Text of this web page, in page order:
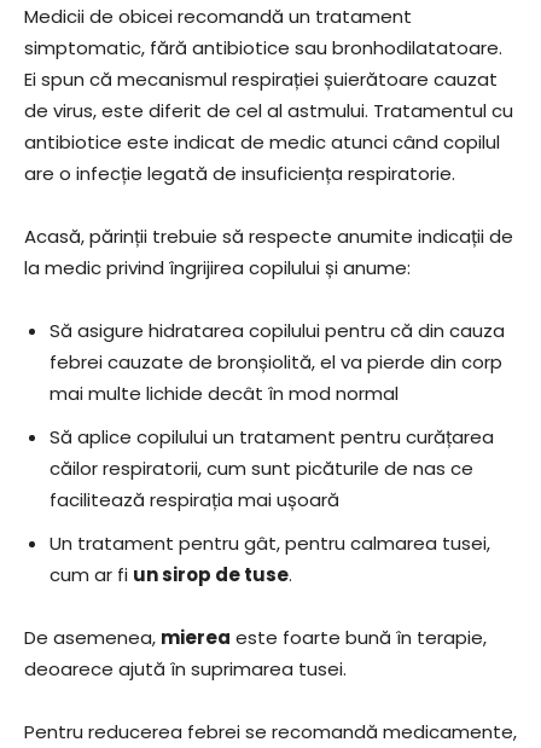
Medicii de obicei recomandă un tratament
simptomatic, fără antibiotice sau bronhodilatatoare.
Ei spun că mecanismul respirației șuierătoare cauzat
de virus, este diferit de cel al astmului. Tratamentul cu
antibiotice este indicat de medic atunci când copilul
are o infecție legată de insuficiența respiratorie.
Acasă, părinții trebuie să respecte anumite indicații de
la medic privind îngrijirea copilului și anume:
Să asigure hidratarea copilului pentru că din cauza
febrei cauzate de bronșiolită, el va pierde din corp
mai multe lichide decât în mod normal
Să aplice copilului un tratament pentru curățarea
căilor respiratorii, cum sunt picăturile de nas ce
facilitează respirația mai ușoară
Un tratament pentru gât, pentru calmarea tusei,
cum ar fi un sirop de tuse.
De asemenea, mierea este foarte bună în terapie,
deoarece ajută în suprimarea tusei.
Pentru reducerea febrei se recomandă medicamente,